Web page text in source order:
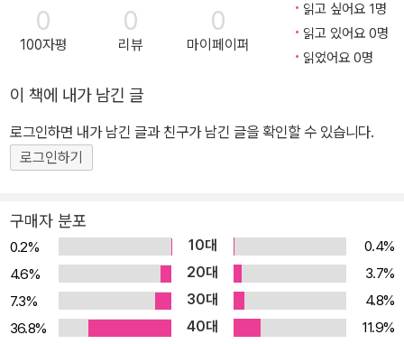
0
100자평
0
리뷰
0
마이페이퍼
읽고 싶어요 1명
읽고 있어요 0명
읽었어요 0명
이 책에 내가 남긴 글
로그인하면 내가 남긴 글과 친구가 남긴 글을 확인할 수 있습니다.
로그인하기
구매자 분포
0.2% 10대
0.4%
4.6%
20대
3.7%
7.3%
30대
4.8%
36.8%
40대
11.9%